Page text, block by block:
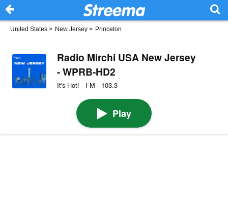
United States > New Jersey > Princeton
Radio Mirchi USA New Jersey
- WPRB-HD2
It's Hot! · FM · 103.3
Play